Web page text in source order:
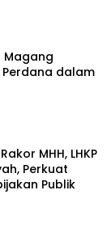
Magang
dalam
MHH, LHKP
Perkuat
Publik